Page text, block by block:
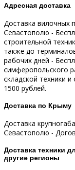
Адресная доставка
Доставка вилочных
Севастополю -
строительной
также до
рабочих дней -
симферопольского
складской техники
1500 рублей.
Доставка по Крыму
Доставка
Севастополю -
Доставка техники
другие регионы